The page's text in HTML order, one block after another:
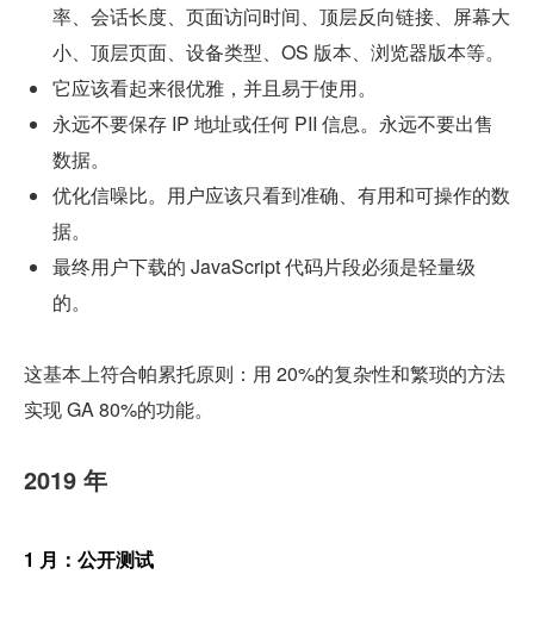
率、会话长度、页面访问时间、顶层反向链接、屏幕大
小、顶层页面、设备类型、OS 版本、浏览器版本等。
它应该看起来很优雅，并且易于使用。
永远不要保存 IP 地址或任何 PII 信息。永远不要出售
数据。
优化信噪比。用户应该只看到准确、有用和可操作的数
据。
最终用户下载的 JavaScript 代码片段必须是轻量级
的。
这基本上符合帕累托原则：用 20%的复杂性和繁琐的方法
实现 GA 80%的功能。
2019 年
1 月：公开测试